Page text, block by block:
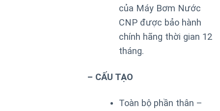
của Máy Bơm Nước
CNP được bảo hành
chính hãng thời gian 12
tháng.
– CẤU TẠO
Toàn bộ phần thân –